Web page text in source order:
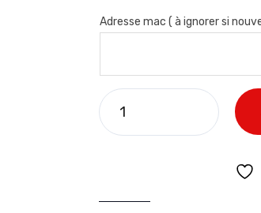
Adresse mac ( à ignorer si